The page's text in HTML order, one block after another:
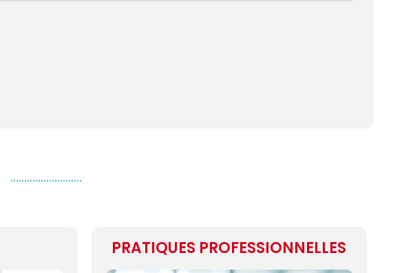
PRATIQUES PROFESSIONNELLES